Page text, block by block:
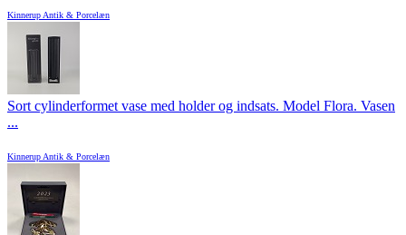
Kinnerup Antik & Porcelæn
Sort cylinderformet vase med holder og indsats. Model Flora. Vasen
...
Kinnerup Antik & Porcelæn